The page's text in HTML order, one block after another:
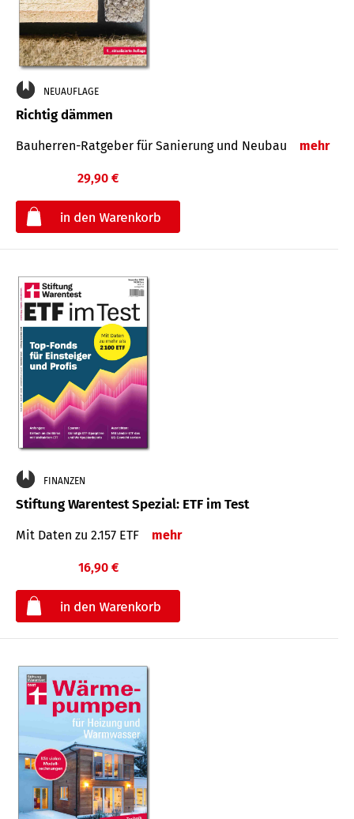
NEUAUFLAGE
Richtig dämmen
Bauherren-Ratgeber für Sanierung und Neubau mehr
29,90 €
FINANZEN
Stiftung Warentest Spezial: ETF im Test
Mit Daten zu 2.157 ETF mehr
16,90 €